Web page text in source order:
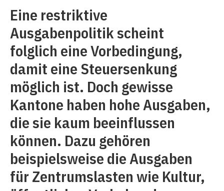
Eine restriktive
Ausgabenpolitik scheint
folglich eine Vorbedingung,
damit eine Steuersenkung
möglich ist. Doch gewisse
Kantone haben hohe Ausgaben,
die sie kaum beeinflussen
können. Dazu gehören
beispielsweise die Ausgaben
für Zentrumslasten wie Kultur,